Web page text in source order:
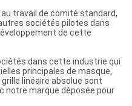
travail de comité standard,
sociétés pilotes dans
de cette
dans cette industrie qui
principales de masque,
linéaire absolue sont
notre marque déposée pour